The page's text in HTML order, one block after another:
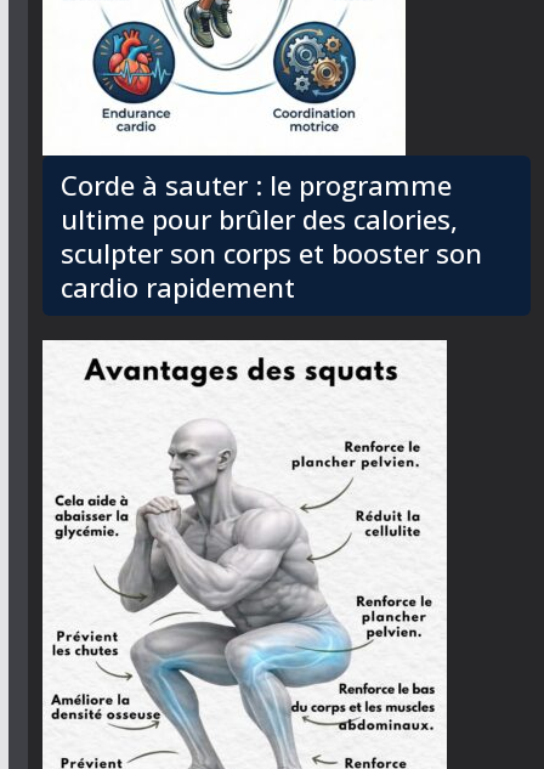
Corde à sauter : le programme
ultime pour brûler des calories,
sculpter son corps et booster son
cardio rapidement